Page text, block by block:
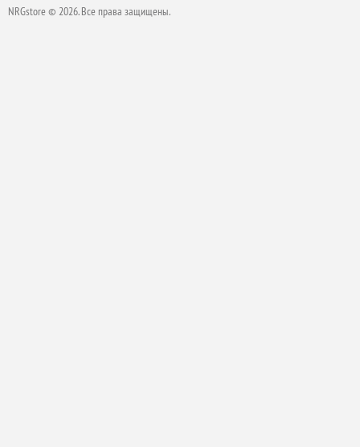
NRGstore © 2026. Все права защищены.